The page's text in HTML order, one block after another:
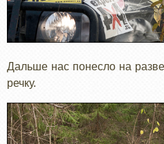
Дальше нас понесло на
речку.